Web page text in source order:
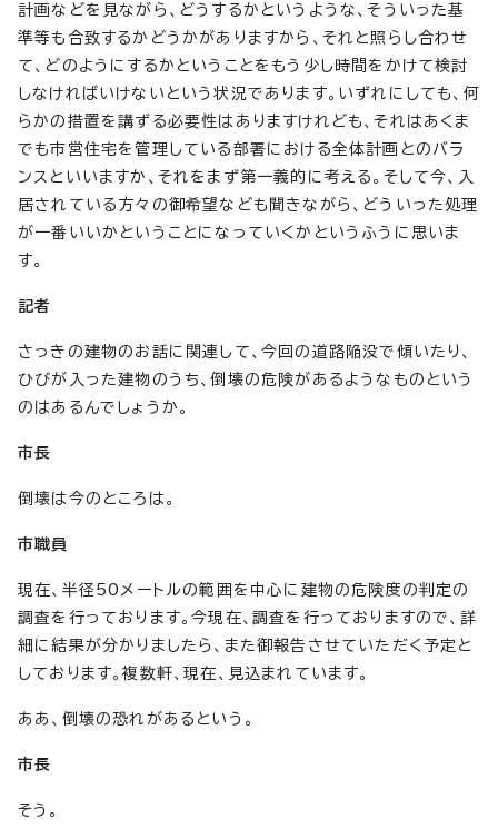
計画などを見ながら、どうするかというような、そういった基
準等も合致するかどうかがありますから、それと照らし合わせ
て、どのようにするかということをもう少し時間をかけて検討
しなければいけないという状況であります。いずれにしても、何
らかの措置を講ずる必要性はありますけれども、それはあくま
でも市営住宅を管理している部署における全体計画とのバラ
ンスといいますか、それをまず第一義的に考える。そして今、入
居されている方々の御希望なども聞きながら、どういった処理
が一番いいかということになっていくかというふうに思いま
す。
記者
さっきの建物のお話に関連して、今回の道路陥没で傾いたり、
ひびが入った建物のうち、倒壊の危険があるようなものという
のはあるんでしょうか。
市長
倒壊は今のところは。
市職員
現在、半径50メートルの範囲を中心に建物の危険度の判定の
調査を行っております。今現在、調査を行っておりますので、詳
細に結果が分かりましたら、また御報告させていただく予定と
しております。複数軒、現在、見込まれています。
ああ、倒壊の恐れがあるという。
市長
そう。